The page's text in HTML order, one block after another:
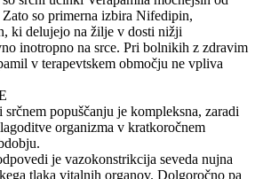
so primerna izbira Nifedipin,
ki delujejo na žilje v dosti nižji
inotropno na srce. Pri bolnikih z zdravim
v terapevtskem območju ne vpliva
popuščanju je kompleksna, zaradi
organizma v kratkoročnem
je vazokonstrikcija seveda nujna
tlaka vitalnih organov. Dolgoročno pa